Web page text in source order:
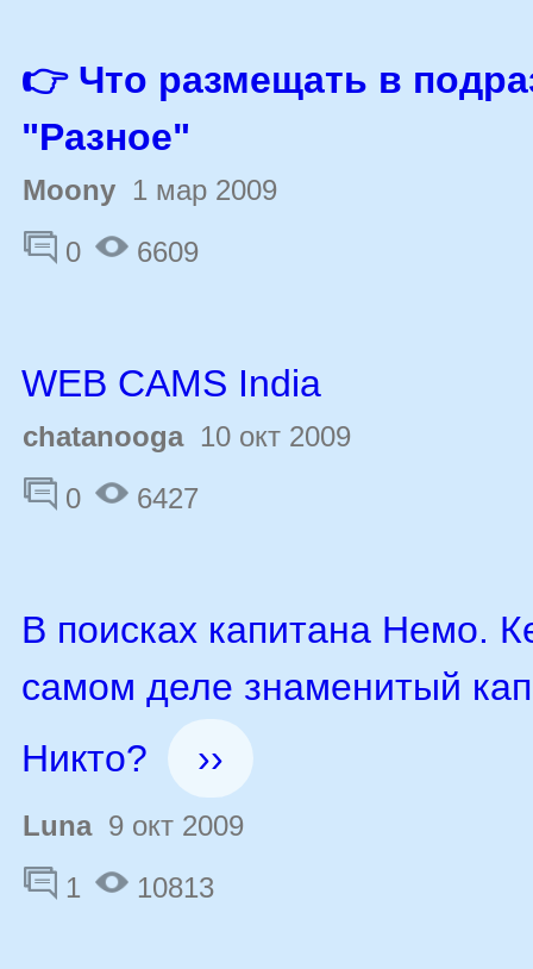
👉 Что размещать в
"Разное"
Moony 1 мар 2009
0
6609
WEB CAMS India
chatanooga10 окт 2009
0
6427
В поисках капитана Немо.
самом деле знаменитый
Никто?
››
Luna9 окт 2009
1
10813